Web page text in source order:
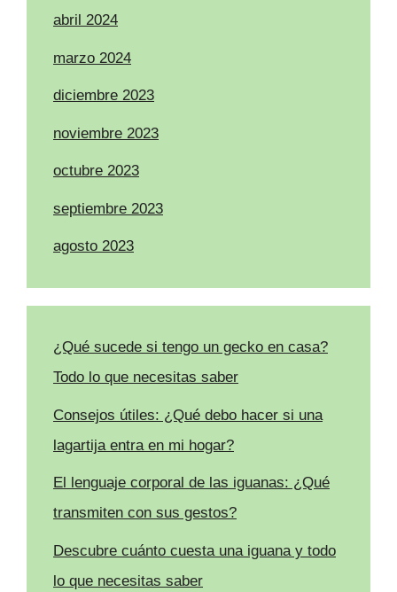
abril 2024
marzo 2024
diciembre 2023
noviembre 2023
octubre 2023
septiembre 2023
agosto 2023
¿Qué sucede si tengo un gecko en casa?
Todo lo que necesitas saber
Consejos útiles: ¿Qué debo hacer si una
lagartija entra en mi hogar?
El lenguaje corporal de las iguanas: ¿Qué
transmiten con sus gestos?
Descubre cuánto cuesta una iguana y todo
lo que necesitas saber